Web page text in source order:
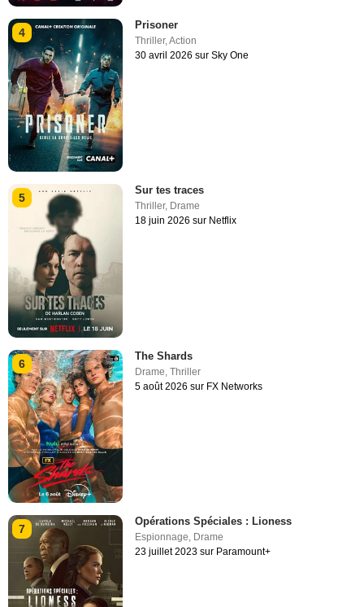
4
Prisoner
Thriller,Action
30 avril 2026 sur Sky One
5
Sur tes traces
Thriller, Drame
18 juin 2026 sur Netflix
6
The Shards
Drame ,Thriller
5 août 2026 sur FX Networks
7
Opérations Spéciales : Lioness
Espionnage, Drame
23 juillet 2023 sur Paramount+